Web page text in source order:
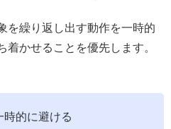
を繰り返し出す動作を一時的
着かせることを優先します。
時的に避ける